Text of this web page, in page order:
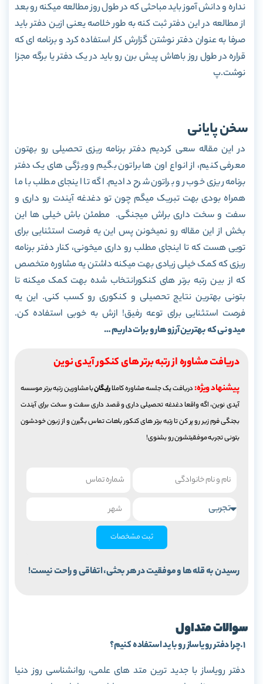
نداره و دانش آموز باید مباحثی که در طول روز مطالعه میکنه رو بعد
از مطالعه در این دفتر ثبت کنه به طور خلاصه یعنی ازین دفتر باید
صرفا به عنوان دفتر نوشتن گزارش کار استفاده کرد و برنامه ای که
قراره در طول روز باهاش پیش برن رو باید در یک دفتر یا برگه مجزا
نوشت.پ
سخن پایانی
در این مقاله سعی کردیم دفتر برنامه ریزی تحصیلی رو بهتون
معرفی کنیم، از انواع اون ها براتون بگیم و ویژگی های یک دفتر
برنامه ریزی خوب رو براتون شرح دادیم. اگه تا اینجای مطلب با ما
همراه بودی بهت تبریک میگم چون تو دغدغه آیندت رو داری و
سفت و سخت داری براش میجنگی. مطمئن باش خیلی ها این
بخش از این مقاله رو نمیخونن پس این یه فرصت استثنایی برای
تویی هست که تا اینجای مطلب رو داری میخونی، کنار دفتر برنامه
ریزی که کمک خیلی زیادی بهت میکنه داشتن یه مشاوره متخصص
که از بین رتبه برتر های کنکورانتخاب شده بهت کمک میکنه تا
بتونی بهترین نتایج تحصیلی و کنکوری رو کسب کنی. این یه
فرصت استثنایی برای توعه رفیق! ازش به خوبی استفاده کن.
میدونی که بهترین آرزو هارو برات داریم …
دریافت مشاوره از رتبه برتر های کنکور آیدی نوین
پیشنهاد ویژه: دریافت یک جلسه مشاوره کاملارایگانبا مشاورین رتبه برتر موسسه
آیدی نوین، اگه واقعا دغدغه تحصیلی داری و قصد داری سفت و سخت برای آیندت
بجنگی فرم زیر رو پر کن تا رتبه برتر های کنکور باهات تماس بگیرن و از زبون خودشون
بتونی تجربه موفقیتشون رو بشنوی!
ثبت مشخصات
رسیدن به قله ها و موفقیت در هر بحثی، اتفاقی و راحت نیست!
سوالات متداول
1. چرا دفتر رویاساز رو باید استفاده کنیم؟
دفتر رویاساز با جدید ترین متد های علمی، روانشناسی روز دنیا